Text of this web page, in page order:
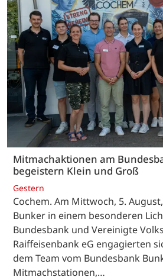
Mitmachaktionen am
begeistern Klein und Groß
Gestern
Cochem. Am Mittwoch, 5.
Bunker in einem besonderen
Bundesbank und Vereinigte
Raiffeisenbank eG engagierten
dem Team vom Bundesbank
Mitmachstationen,…